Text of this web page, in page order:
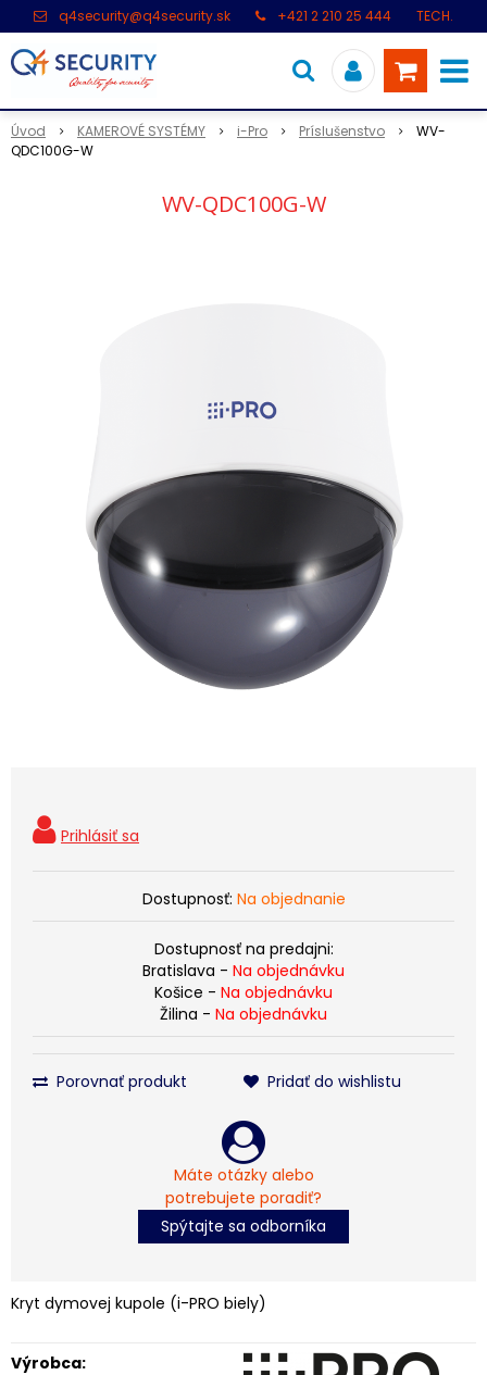
q4security@q4security.sk +421 2 210 25 444
TECH.
Úvod KAMEROVÉ SYSTÉMY i-Pro Príslušenstvo
WV-
QDC100G-W
WV-QDC100G-W
Dostupnosť: Na objednanie
Dostupnosť na predajni:
Bratislava - Na objednávku
Košice - Na objednávku
Žilina - Na objednávku
Porovnať produkt Pridať do wishlistu
Máte otázky alebo
potrebujete poradiť?
Spýtajte sa odborníka
Kryt dymovej kupole (i-PRO biely)
Výrobca: